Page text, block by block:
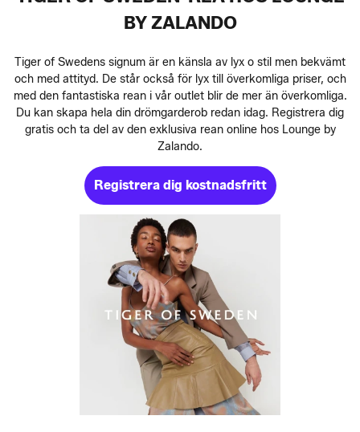
BY ZALANDO
Tiger of Swedens signum är en känsla av lyx o stil men bekvämt
och med attityd. De står också för lyx till överkomliga priser, och
med den fantastiska rean i vår outlet blir de mer än överkomliga.
Du kan skapa hela din drömgarderob redan idag. Registrera dig
gratis och ta del av den exklusiva rean online hos Lounge by
Zalando.
Registrera dig kostnadsfritt